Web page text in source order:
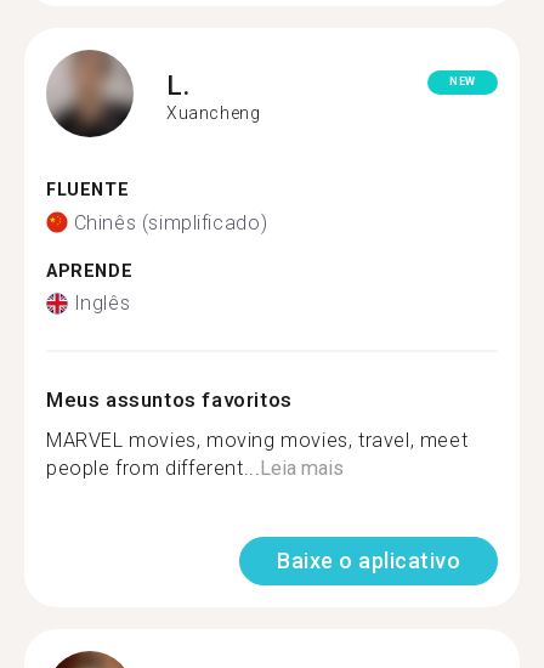
L.
Xuancheng
NEW
FLUENTE
Chinês (simplificado)
APRENDE
Inglês
Meus assuntos favoritos
MARVEL movies, moving movies, travel, meet
people from different...Leia mais
Baixe o aplicativo